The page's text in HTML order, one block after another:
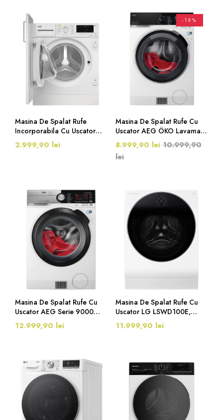
Masina De Spalat Rufe
Incorporabila Cu Uscator
Beko WDWI85141, 8/5 Kg,
1400 Rpm, Alb
2.999,90 lei
-19%
Masina De Spalat Rufe Cu
Uscator AEG ÖKO Lavamat
Serie 9000, LWR9W80609,
Clasa C, 10/ 6 Kg, 1600
Rpm, Alb
8.999,90 lei 10.999,90
lei
Masina De Spalat Rufe Cu
Uscator AEG Serie 9000
L9WSF80699, Clasa C, 9/6
Kg, 1600 Rpm, Alb
12.999,90 lei
Masina De Spalat Rufe Cu
Uscator LG LSWD100E,
Clasa A, 12/7 Kg, 1600
Rpm, Control Vocal, Alb
11.999,90 lei